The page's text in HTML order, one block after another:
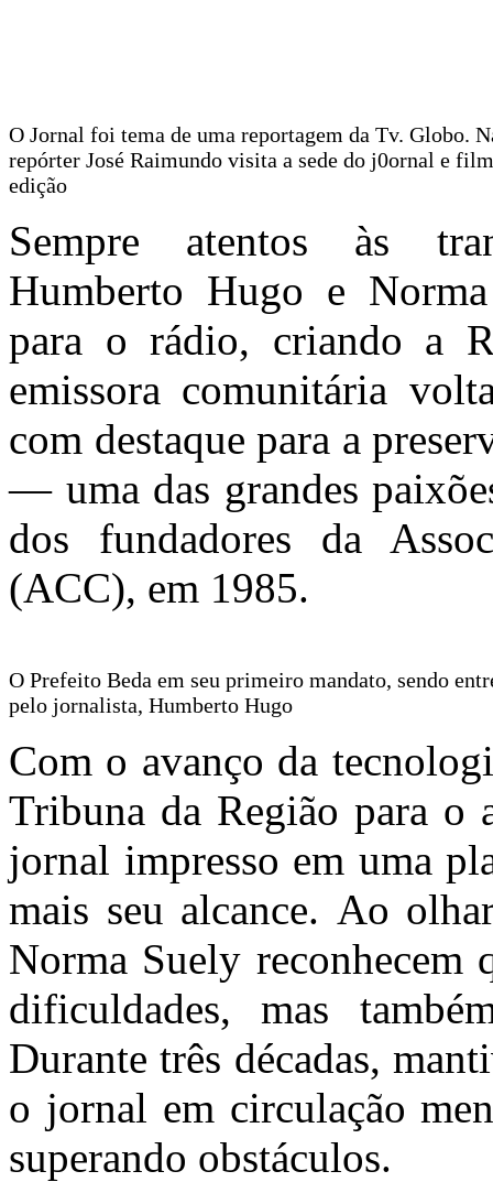
O Jornal foi tema de uma reportagem da Tv. Globo.
repórter José Raimundo visita a sede do j0ornal e
edição
Sempre atentos às
Humberto Hugo e
para o rádio, criando a
emissora comunitária
com destaque para a
— uma das grandes
dos fundadores da
(ACC), em 1985.
O Prefeito Beda em seu primeiro mandato, sendo
pelo jornalista, Humberto Hugo
Com o avanço da
Tribuna da Região para o
jornal impresso em uma
mais seu alcance. Ao
Norma Suely reconhecem
dificuldades, mas
Durante três décadas,
o jornal em circulação
superando obstáculos.